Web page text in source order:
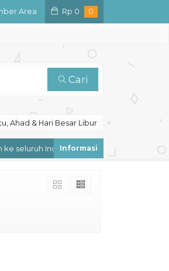
Area Rp 0 0
Cari
Ahad & Hari Besar Libur
seluruh Indonesia, pengiriman ke luar